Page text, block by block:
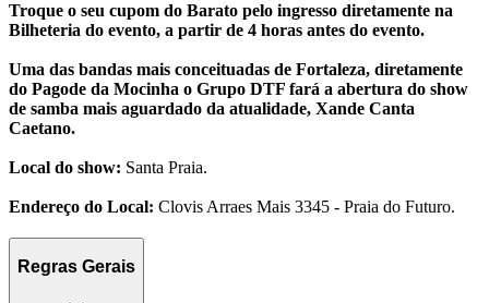
Troque o seu cupom do Barato pelo ingresso diretamente na
Bilheteria do evento, a partir de 4 horas antes do evento.
Uma das bandas mais conceituadas de Fortaleza, diretamente
do Pagode da Mocinha o Grupo DTF fará a abertura do show
de samba mais aguardado da atualidade, Xande Canta
Caetano.
Local do show: Santa Praia.
⁠Endereço do Local: Clovis Arraes Mais 3345 - Praia do Futuro.
Regras Gerais